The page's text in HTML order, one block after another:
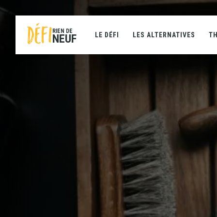
DÉFI RIEN DE
NEUF LE DÉFI LES ALTERNATIVES